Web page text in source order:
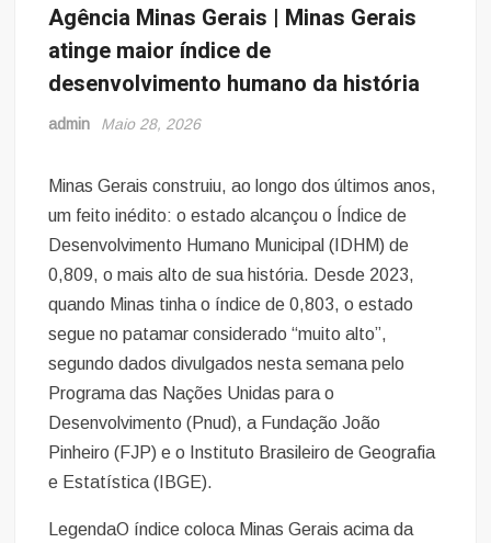
Agência Minas Gerais | Minas Gerais
atinge maior índice de
desenvolvimento humano da história
admin Maio 28, 2026
Minas Gerais construiu, ao longo dos últimos anos,
um feito inédito: o estado alcançou o Índice de
Desenvolvimento Humano Municipal (IDHM) de
0,809, o mais alto de sua história. Desde 2023,
quando Minas tinha o índice de 0,803, o estado
segue no patamar considerado “muito alto”,
segundo dados divulgados nesta semana pelo
Programa das Nações Unidas para o
Desenvolvimento (Pnud), a Fundação João
Pinheiro (FJP) e o Instituto Brasileiro de Geografia
e Estatística (IBGE).
LegendaO índice coloca Minas Gerais acima da